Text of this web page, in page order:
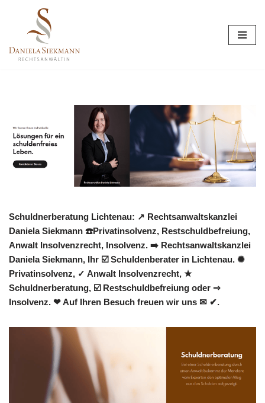
Inhalt
springen
Schuldnerberatung Lichtenau: ↗️ Rechtsanwaltskanzlei
Daniela Siekmann ☎️Privatinsolvenz, Restschuldbefreiung,
Anwalt Insolvenzrecht, Insolvenz. ➡️ Rechtsanwaltskanzlei
Daniela Siekmann, Ihr ☑️ Schuldenberater in Lichtenau. ✺
Privatinsolvenz, ✓ Anwalt Insolvenzrecht, ★
Schuldnerberatung, ☑️ Restschuldbefreiung oder ⇒
Insolvenz. ❤ Auf Ihren Besuch freuen wir uns ✉ ✔.